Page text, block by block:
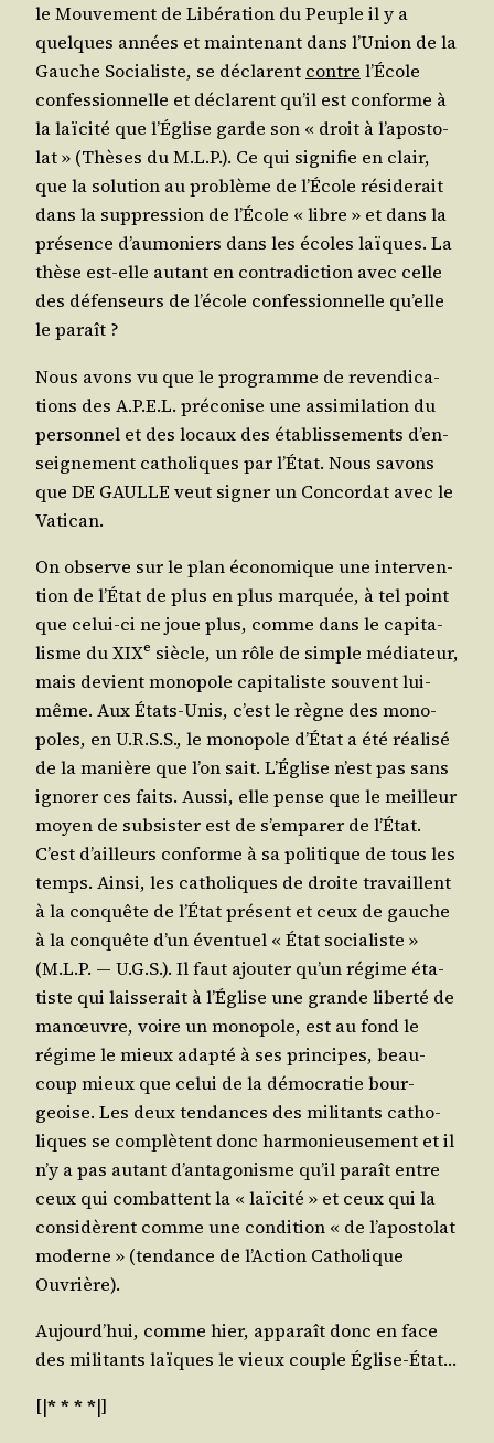
le Mou­ve­ment de Libé­ra­tion du Peuple il y a
quelques années et main­te­nant dans l’U­nion de la
Gauche Socia­liste, se déclarent contre l’É­cole
confes­sion­nelle et déclarent qu’il est conforme à
la laï­ci­té que l’É­glise garde son « droit à l’a­pos­to­
lat » (Thèses du M.L.P.). Ce qui signi­fie en clair,
que la solu­tion au pro­blème de l’É­cole rési­de­rait
dans la sup­pres­sion de l’É­cole « libre » et dans la
pré­sence d’au­mo­niers dans les écoles laïques. La
thèse est-elle autant en contra­dic­tion avec celle
des défen­seurs de l’é­cole confes­sion­nelle qu’elle
le paraît ?
Nous avons vu que le pro­gramme de reven­di­ca­
tions des A.P.E.L. pré­co­nise une assi­mi­la­tion du
per­son­nel et des locaux des éta­blis­se­ments d’en­
sei­gne­ment catho­liques par l’É­tat. Nous savons
que DE GAULLE veut signer un Concor­dat avec le
Vatican.
On observe sur le plan éco­no­mique une inter­ven­
tion de l’É­tat de plus en plus mar­quée, à tel point
que celui-ci ne joue plus, comme dans le capi­ta­
lisme du XIXe siècle, un rôle de simple média­teur,
mais devient mono­pole capi­ta­liste sou­vent lui-
même. Aux États-Unis, c’est le règne des mono­
poles, en U.R.S.S., le mono­pole d’É­tat a été réa­li­sé
de la manière que l’on sait. L’É­glise n’est pas sans
igno­rer ces faits. Aus­si, elle pense que le meilleur
moyen de sub­sis­ter est de s’emparer de l’É­tat.
C’est d’ailleurs conforme à sa poli­tique de tous les
temps. Ain­si, les catho­liques de droite tra­vaillent
à la conquête de l’É­tat pré­sent et ceux de gauche
à la conquête d’un éven­tuel « État socia­liste »
(M.L.P. ― U.G.S.). Il faut ajou­ter qu’un régime éta­
tiste qui lais­se­rait à l’É­glise une grande liber­té de
manœuvre, voire un mono­pole, est au fond le
régime le mieux adap­té à ses prin­cipes, beau­
coup mieux que celui de la démo­cra­tie bour­
geoise. Les deux ten­dances des mili­tants catho­
liques se com­plètent donc har­mo­nieu­se­ment et il
n’y a pas autant d’an­ta­go­nisme qu’il paraît entre
ceux qui com­battent la « laï­ci­té » et ceux qui la
consi­dèrent comme une condi­tion « de l’a­pos­to­lat
moderne » (ten­dance de l’Ac­tion Catho­lique
Ouvrière).
Aujourd’­hui, comme hier, appa­raît donc en face
des mili­tants laïques le vieux couple Église-État…
[|* * * *|]